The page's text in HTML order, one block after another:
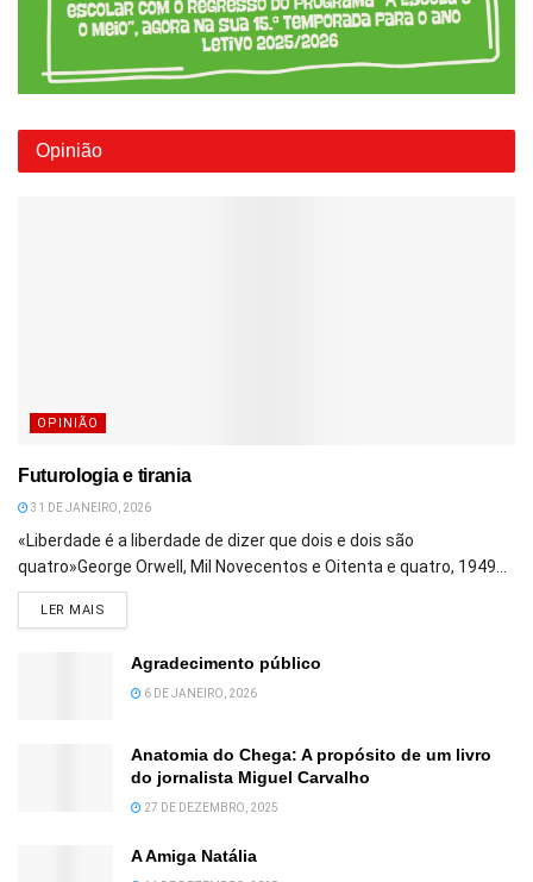
Opinião
OPINIÃO
Futurologia e tirania
31 DE JANEIRO, 2026
«Liberdade é a liberdade de dizer que dois e dois são
quatro»George Orwell, Mil Novecentos e Oitenta e quatro, 1949...
LER MAIS
Agradecimento público
6 DE JANEIRO, 2026
Anatomia do Chega: A propósito de um livro
do jornalista Miguel Carvalho
27 DE DEZEMBRO, 2025
A Amiga Natália